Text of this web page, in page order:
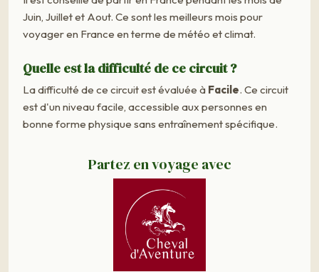
Juin, Juillet et Aout. Ce sont les meilleurs mois pour
voyager en France en terme de météo et climat.
Quelle est la difficulté de ce circuit ?
La difficulté de ce circuit est évaluée à Facile. Ce circuit
est d'un niveau facile, accessible aux personnes en
bonne forme physique sans entraînement spécifique.
Partez en voyage avec